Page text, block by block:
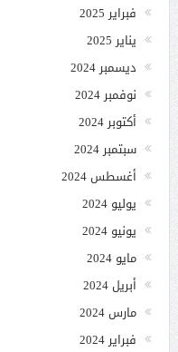
فبراير 2025
يناير 2025
ديسمبر 2024
نوفمبر 2024
أكتوبر 2024
سبتمبر 2024
أغسطس 2024
يوليو 2024
يونيو 2024
مايو 2024
أبريل 2024
مارس 2024
فبراير 2024